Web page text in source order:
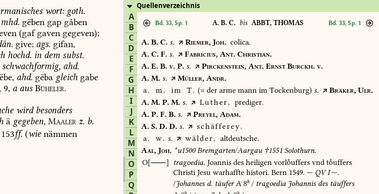
wort:goth.
mhd. gëben gap gâben
(gafgaven gegeven);
give; ags. gifan,
hochd. in dem subst.
schwachformig, ahd.
ahd. gëba gleich gabe
9, aaus Büheler.
wirdbesonders
ä gegeben, Maaler z. b.
153ff. (wie nämmen
Quellenverzeichnis
A
B
C
D
E
F
G
H
I
J
K
L
M
N
O
P
Q
Bd. 33, Sp. 1 A. B. C. bis ABBT, THOMAS Bd. 33, Sp. 1
A. B. C. s. Riemer, Joh. colica.
A. C. F. s. Fabricius, Ant. Christian.
A. E. B. v. P. s. Pirckenstein, Ant. ErnstBurckh. v.
A. M. s. Müller, Andr.
a.
m. im T. (= der arme mann im Tockenburg) s. Bräker, Ulr.
A. M. P. M. s. Luther,
prediger.
A. P. F. B. s. Preyel, Adam.
A. S. D. D. s.
schäfferey.
a.
w. s. wälder,
altdeutsche.
Aal, Joh. *u1500Bremgarten/Aargau†1551 Solothurn.
O[⸺]
tragoedia. Joannis des heiligen vorluffers vnd tuffers
Christi Jesu warhaffte histori. Bern 1549. — QVI—.
/Johannes d. täuferA 8a/ tragoedia Johannis des täuffers
a a